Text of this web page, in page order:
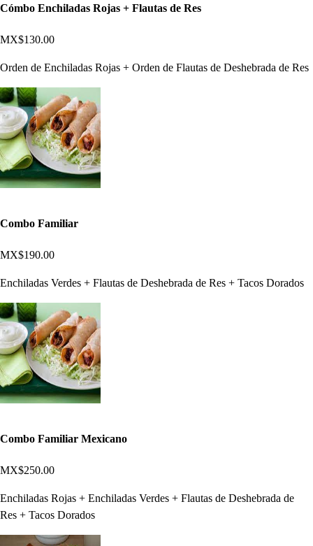
Cómbo Enchiladas Rojas + Flautas de Res
MX$130.00
Orden de Enchiladas Rojas + Orden de Flautas de Deshebrada de Res
Combo Familiar
MX$190.00
Enchiladas Verdes + Flautas de Deshebrada de Res + Tacos Dorados
Combo Familiar Mexicano
MX$250.00
Enchiladas Rojas + Enchiladas Verdes + Flautas de Deshebrada de
Res + Tacos Dorados